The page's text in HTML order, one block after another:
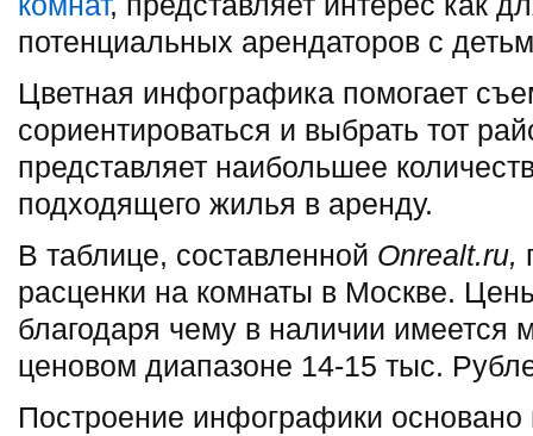
потенциальных арендаторов с
Цветная инфографика помогает
сориентироваться и выбрать тот
представляет наибольшее
подходящего жилья в аренду.
В таблице, составленной Onrealt.ru,
расценки на комнаты в Москве.
благодаря чему в наличии имеется
ценовом диапазоне 14-15 тыс.
Построение инфографики основано